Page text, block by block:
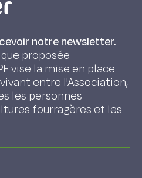
notre newsletter.
proposée
vise la mise en place
entre l'Association,
les personnes
fourragères et les